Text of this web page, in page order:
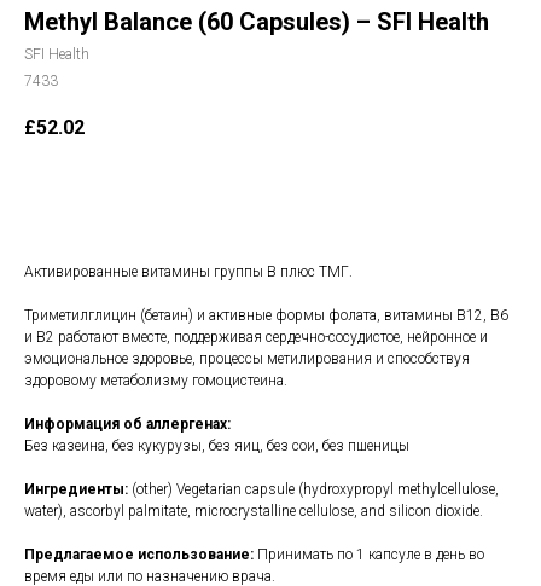
Methyl Balance (60 Capsules) – SFI Health
SFI Health
7433
£52.02
Активированные витамины группы В плюс ТМГ.
Триметилглицин (бетаин) и активные формы фолата, витамины B12, B6
и B2 работают вместе, поддерживая сердечно-сосудистое, нейронное и
эмоциональное здоровье, процессы метилирования и способствуя
здоровому метаболизму гомоцистеина.
Информация об аллергенах:
Без казеина, без кукурузы, без яиц, без сои, без пшеницы
Ингредиенты: (other) Vegetarian capsule (hydroxypropyl methylcellulose,
water), ascorbyl palmitate, microcrystalline cellulose, and silicon dioxide.
Предлагаемое использование: Принимать по 1 капсуле в день во
время еды или по назначению врача.